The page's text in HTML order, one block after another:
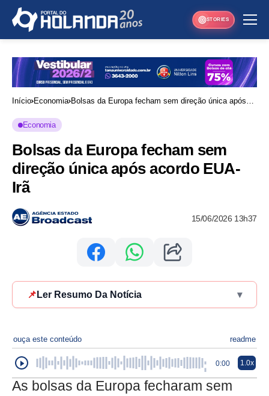
STORIES
Início Economia Bolsas da Europa fecham sem direção única após
Economia
Bolsas da Europa fecham sem
direção única após acordo EUA-
Irã
15/06/2026 13h37
📌 Ler Resumo Da Notícia ▾
ouça este conteúdo readme
0:00 1.0x
As bolsas da Europa fecharam sem